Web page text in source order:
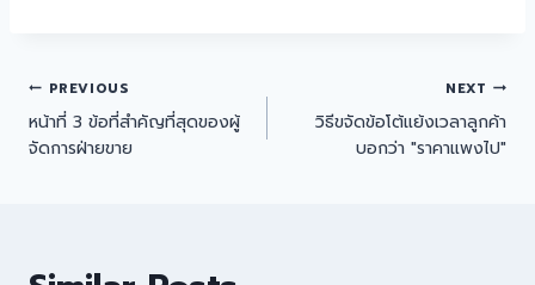
PREVIOUS
หน้าที่ 3 ข้อที่สำคัญที่สุดของผู้
จัดการฝ่ายขาย
NEXT
วิธีขจัดข้อโต้แย้งเวลาลูกค้า
บอกว่า "ราคาแพงไป"